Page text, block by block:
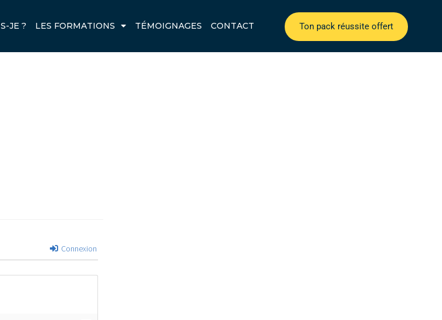
JE ? LES FORMATIONS TÉMOIGNAGES CONTACT Ton pack réussite offert
Connexion